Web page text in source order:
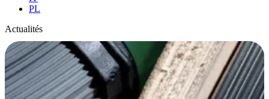
PL
Actualités